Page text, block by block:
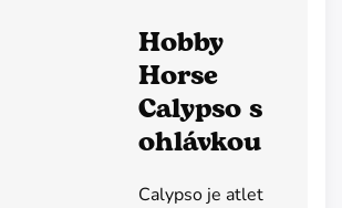
Hobby
Horse
Calypso s
ohlávkou
Calypso je atlet